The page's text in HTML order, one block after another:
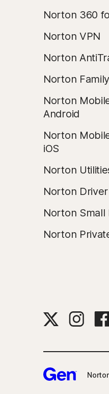
Norton 360
Norton VPN
Norton
Norton Family
Norton
Android
Norton
iOS
Norton
Norton
Norton Small
Norton